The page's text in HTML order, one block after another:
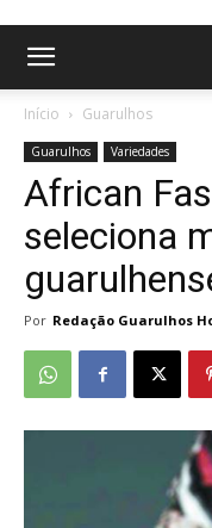
Início Guarulhos
Guarulhos Variedades
African
seleciona
Por Redação Guarulhos